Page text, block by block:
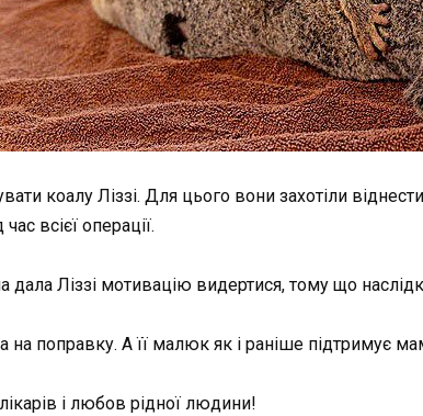
коалу Ліззі. Для цього вони захотіли
всієї операції.
Ліззі мотивацію видертися, тому що
на поправку. А її малюк як і раніше підтримує
і любов рідної людини!